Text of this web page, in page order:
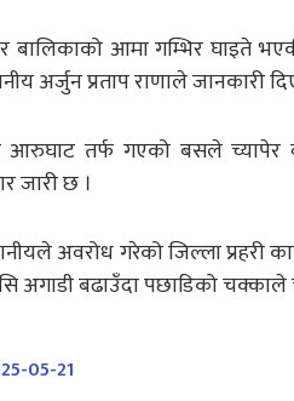
बालिकाको आमा गम्भिर घाइते
अर्जुन प्रताप राणाले जानकारी
आरुघाट तर्फ गएको बसले च्यापेर
जारी छ ।
अवरोध गरेको जिल्ला प्रहरी
अगाडी बढाउँदा पछाडिको
05-21